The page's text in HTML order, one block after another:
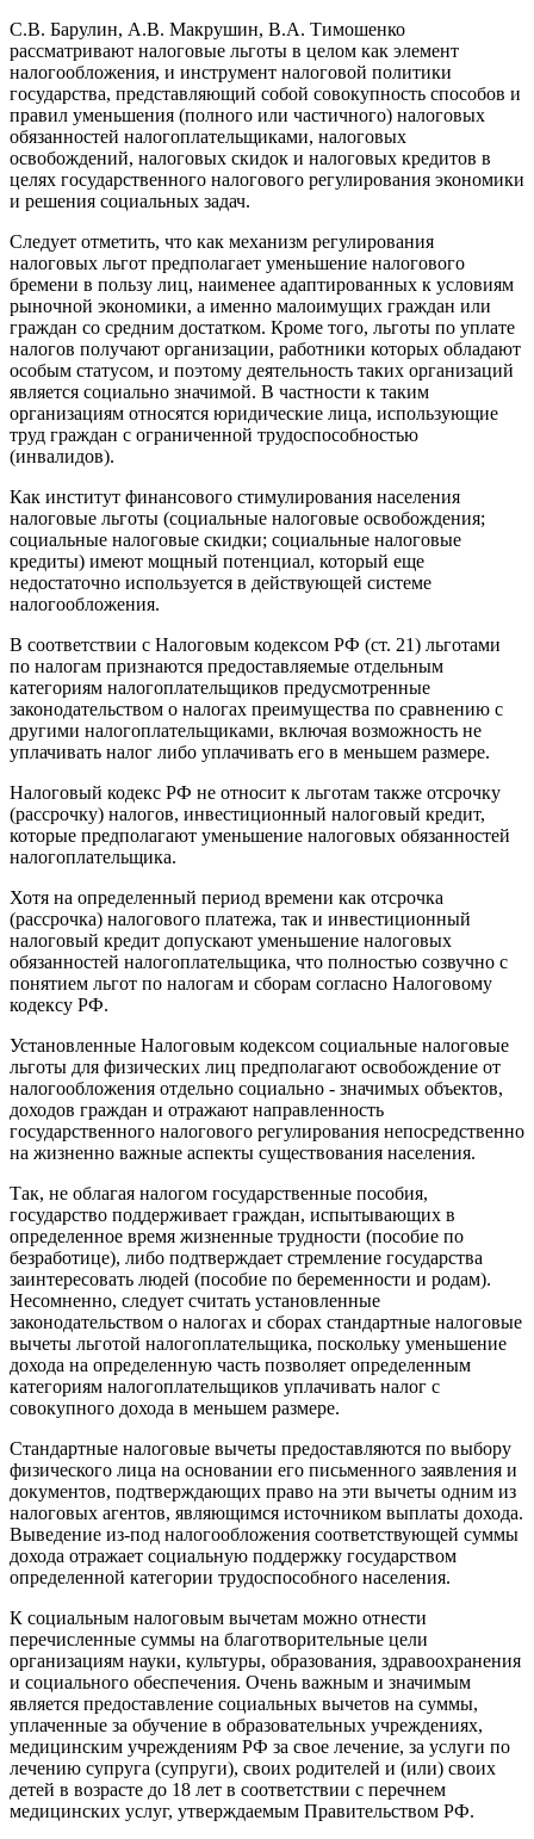
С.В. Барулин, А.В. Макрушин, В.А. Тимошенко
рассматривают налоговые льготы в целом как элемент
налогообложения, и инструмент налоговой политики
государства, представляющий собой совокупность способов и
правил уменьшения (полного или частичного) налоговых
обязанностей налогоплательщиками, налоговых
освобождений, налоговых скидок и налоговых кредитов в
целях государственного налогового регулирования экономики
и решения социальных задач.
Следует отметить, что как механизм регулирования
налоговых льгот предполагает уменьшение налогового
бремени в пользу лиц, наименее адаптированных к условиям
рыночной экономики, а именно малоимущих граждан или
граждан со средним достатком. Кроме того, льготы по уплате
налогов получают организации, работники которых обладают
особым статусом, и поэтому деятельность таких организаций
является социально значимой. В частности к таким
организациям относятся юридические лица, использующие
труд граждан с ограниченной трудоспособностью
(инвалидов).
Как институт финансового стимулирования населения
налоговые льготы (социальные налоговые освобождения;
социальные налоговые скидки; социальные налоговые
кредиты) имеют мощный потенциал, который еще
недостаточно используется в действующей системе
налогообложения.
В соответствии с Налоговым кодексом РФ (ст. 21) льготами
по налогам признаются предоставляемые отдельным
категориям налогоплательщиков предусмотренные
законодательством о налогах преимущества по сравнению с
другими налогоплательщиками, включая возможность не
уплачивать налог либо уплачивать его в меньшем размере.
Налоговый кодекс РФ не относит к льготам также отсрочку
(рассрочку) налогов, инвестиционный налоговый кредит,
которые предполагают уменьшение налоговых обязанностей
налогоплательщика.
Хотя на определенный период времени как отсрочка
(рассрочка) налогового платежа, так и инвестиционный
налоговый кредит допускают уменьшение налоговых
обязанностей налогоплательщика, что полностью созвучно с
понятием льгот по налогам и сборам согласно Налоговому
кодексу РФ.
Установленные Налоговым кодексом социальные налоговые
льготы для физических лиц предполагают освобождение от
налогообложения отдельно социально - значимых объектов,
доходов граждан и отражают направленность
государственного налогового регулирования непосредственно
на жизненно важные аспекты существования населения.
Так, не облагая налогом государственные пособия,
государство поддерживает граждан, испытывающих в
определенное время жизненные трудности (пособие по
безработице), либо подтверждает стремление государства
заинтересовать людей (пособие по беременности и родам).
Несомненно, следует считать установленные
законодательством о налогах и сборах стандартные налоговые
вычеты льготой налогоплательщика, поскольку уменьшение
дохода на определенную часть позволяет определенным
категориям налогоплательщиков уплачивать налог с
совокупного дохода в меньшем размере.
Стандартные налоговые вычеты предоставляются по выбору
физического лица на основании его письменного заявления и
документов, подтверждающих право на эти вычеты одним из
налоговых агентов, являющимся источником выплаты дохода.
Выведение из-под налогообложения соответствующей суммы
дохода отражает социальную поддержку государством
определенной категории трудоспособного населения.
К социальным налоговым вычетам можно отнести
перечисленные суммы на благотворительные цели
организациям науки, культуры, образования, здравоохранения
и социального обеспечения. Очень важным и значимым
является предоставление социальных вычетов на суммы,
уплаченные за обучение в образовательных учреждениях,
медицинским учреждениям РФ за свое лечение, за услуги по
лечению супруга (супруги), своих родителей и (или) своих
детей в возрасте до 18 лет в соответствии с перечнем
медицинских услуг, утверждаемым Правительством РФ.